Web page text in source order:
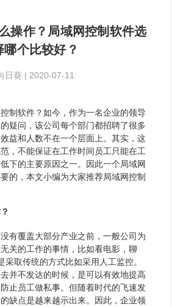
操作？局域网控制软件选
哪个比较好？
日葵 | 2020-07-11
制软件？如今，作为一名企业的领导
疑问，该公司每个部门都招聘了很多
益和人数不在一个层面上。其实，这
，不能保证在工作时间员工只能在工
下的主要原因之一。因此一个局域网
的，本文小编为大家推荐局域网控制
有覆盖大部分产业之前，一般公司为
关的工作的事情，比如看电影，聊
采取传统的方式比如采用人工监控。
并不发达的时候，是可以有效地提高
止员工做私事。但随着时代的飞速发
缺点是越来越示出来。因此，企业领